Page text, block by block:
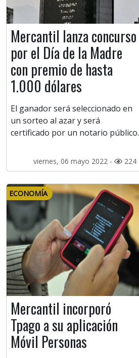
Mercantil lanza concurso
por el Día de la Madre
con premio de hasta
1.000 dólares
El ganador será seleccionado en
un sorteo al azar y será
certificado por un notario público.
viernes, 06 mayo 2022 - 224
ECONOMÍA
Mercantil incorporó
Tpago a su aplicación
Móvil Personas